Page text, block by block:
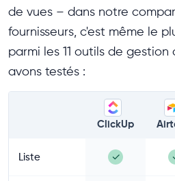
de vues – dans notre
fournisseurs, c'est même le
parmi les 11 outils de
avons testés :
ClickUp
Liste ✓